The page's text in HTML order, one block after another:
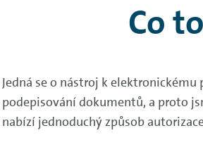
Co
Jedná se o nástroj k
podepisování dokumentů, a proto
nabízí jednoduchý způsob